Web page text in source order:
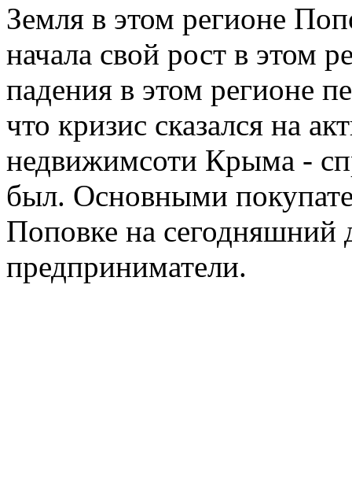
Земля в этом регионе
начала свой рост в этом
падения в этом регионе
что кризис сказался на
недвижимсоти Крыма -
был. Основными
Поповке на сегодняшний
предприниматели.